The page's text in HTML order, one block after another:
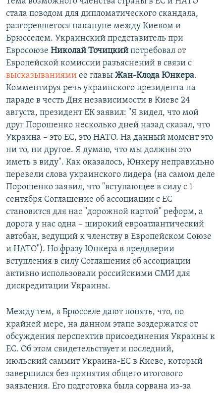
стала поводом для дипломатического скандала,
разгоревшегося накануне между Киевом и
Брюсселем. Украинский представитель при
Евросоюзе Николай Точицкий потребовал от
Европейской комиссии разъяснений в связи с
высказываниями ее главы Жан-Клода Юнкера.
Комментируя речь украинского президента на
параде в честь Дня независимости в Киеве 24
августа, президент ЕК заявил: "Я видел, что мой
друг Порошенко несколько дней назад сказал, что
Украина – это ЕС, это НАТО. На данный момент это
ни то, ни другое. Я думаю, что мы должны это
иметь в виду". Как оказалось, Юнкеру неправильно
перевели слова украинского лидера (на самом деле
Порошенко заявил, что "вступающее в силу с 1
сентября Соглашение об ассоциации с ЕС
становится для нас "дорожной картой" реформ, а
дорога у нас одна – широкий евроатлантический
автобан, ведущий к членству в Европейском Союзе
и НАТО"). Но фразу Юнкера в преддверии
вступления в силу Соглашения об ассоциации
активно использовали российскими СМИ для
дискредитации Украины.
Между тем, в Брюсселе дают понять, что, по
крайней мере, на данном этапе воздержатся от
обсуждения перспектив присоединения Украины к
ЕС. Об этом свидетельствует и последний,
июльский саммит Украина-ЕС в Киеве, который
завершился без принятия общего итогового
заявления. Его подготовка была сорвана из-за